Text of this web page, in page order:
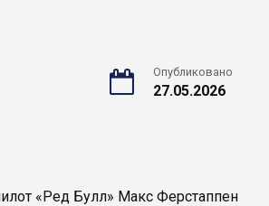
Опубликовано
27.05.2026
«Ред Булл» Макс Ферстаппен